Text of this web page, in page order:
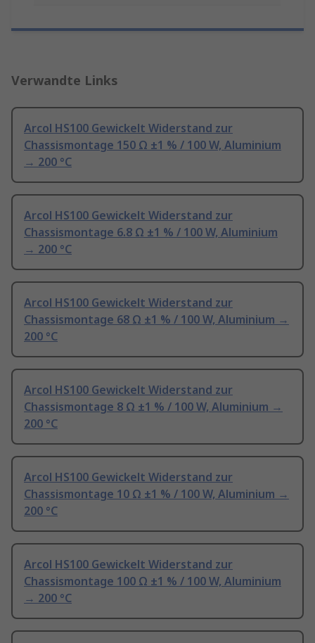
Verwandte Links
Arcol HS100 Gewickelt Widerstand zur
Chassismontage 150 Ω ±1 % / 100 W, Aluminium
→ 200 °C
Arcol HS100 Gewickelt Widerstand zur
Chassismontage 6.8 Ω ±1 % / 100 W, Aluminium
→ 200 °C
Arcol HS100 Gewickelt Widerstand zur
Chassismontage 68 Ω ±1 % / 100 W, Aluminium →
200 °C
Arcol HS100 Gewickelt Widerstand zur
Chassismontage 8 Ω ±1 % / 100 W, Aluminium →
200 °C
Arcol HS100 Gewickelt Widerstand zur
Chassismontage 10 Ω ±1 % / 100 W, Aluminium →
200 °C
Arcol HS100 Gewickelt Widerstand zur
Chassismontage 100 Ω ±1 % / 100 W, Aluminium
→ 200 °C